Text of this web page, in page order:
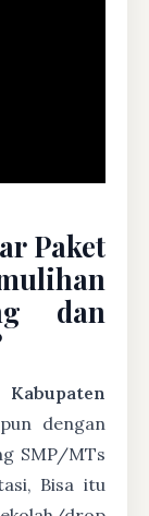
Paket
dan
dengan
SMP/MTs
Bisa itu